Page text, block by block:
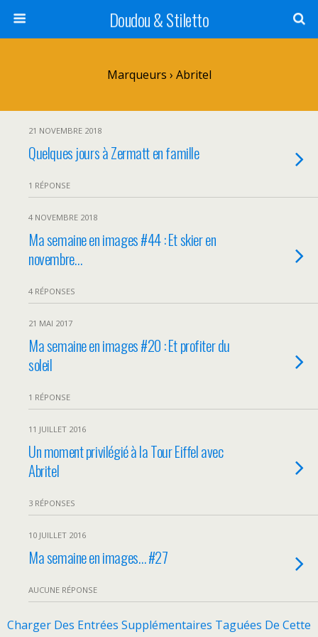
Doudou & Stiletto
Marqueurs › Abritel
21 NOVEMBRE 2018
Quelques jours à Zermatt en famille
1 RÉPONSE
4 NOVEMBRE 2018
Ma semaine en images #44 : Et skier en
novembre…
4 RÉPONSES
21 MAI 2017
Ma semaine en images #20 : Et profiter du
soleil
1 RÉPONSE
11 JUILLET 2016
Un moment privilégié à la Tour Eiffel avec
Abritel
3 RÉPONSES
10 JUILLET 2016
Ma semaine en images… #27
AUCUNE RÉPONSE
Charger Des Entrées Supplémentaires Taguées De Cette